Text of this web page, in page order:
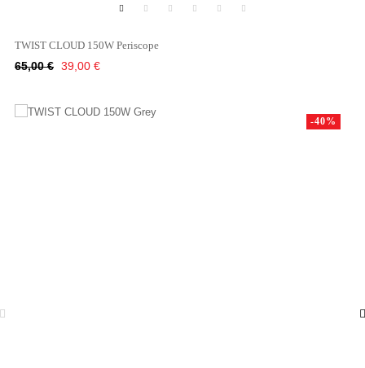
TWIST CLOUD 150W Periscope
Κανονική
65,00 € Τιμή
39,00 €
-40%